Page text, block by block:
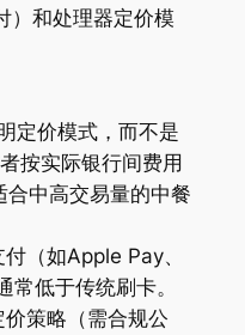
）和处理器定价模
定价模式，而不是
按实际银行间费用
中高交易量的中餐
（如Apple Pay、
低于传统刷卡。
策略（需合规公